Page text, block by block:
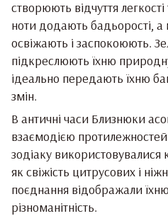
створюють відчуття
ноти додають бадьорості,
освіжають і заспокоюють.
підкреслюють їхню
ідеально передають їхню
змін.
В античні часи Близнюки
взаємодією
зодіаку використовувалися
як свіжість цитрусових і
поєднання відображали їхню
різноманітність.